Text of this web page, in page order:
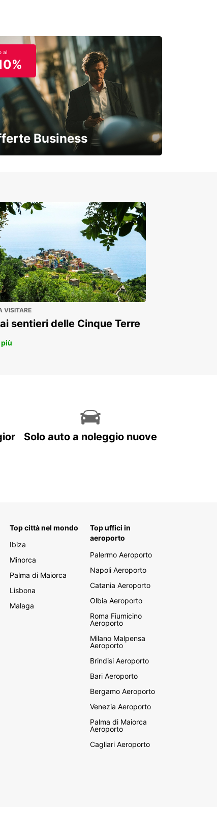
al
Business
VISITARE
sentieri delle Cinque Terre
Solo auto a noleggio nuove
Top città nel mondo
Ibiza
Minorca
Palma di Maiorca
Lisbona
Malaga
Top uffici in
aeroporto
Palermo Aeroporto
Napoli Aeroporto
Catania Aeroporto
Olbia Aeroporto
Roma Fiumicino
Aeroporto
Milano Malpensa
Aeroporto
Brindisi Aeroporto
Bari Aeroporto
Bergamo Aeroporto
Venezia Aeroporto
Palma di Maiorca
Aeroporto
Cagliari Aeroporto